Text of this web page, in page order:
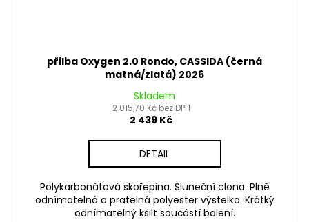
přilba Oxygen 2.0 Rondo, CASSIDA (černá
matná/zlatá) 2026
Skladem
2 015,70 Kč bez DPH
2 439 Kč
DETAIL
Polykarbonátová skořepina. Sluneční clona. Plně
odnímatelná a pratelná polyester výstelka. Krátký
odnímatelný kšilt součástí balení.